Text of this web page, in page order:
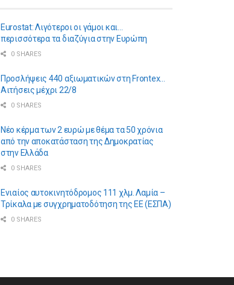
Eurostat: Λιγότεροι οι γάμοι και…
περισσότερα τα διαζύγια στην Ευρώπη
0 SHARES
Προσλήψεις 440 αξιωματικών στη Frontex…
Αιτήσεις μέχρι 22/8
0 SHARES
Νέο κέρμα των 2 ευρώ με θέμα τα 50 χρόνια
από την αποκατάσταση της Δημοκρατίας
στην Ελλάδα
0 SHARES
Ενιαίος αυτοκινητόδρομος 111 χλμ. Λαμία –
Τρίκαλα με συγχρηματοδότηση της ΕE (ΕΣΠΑ)
0 SHARES